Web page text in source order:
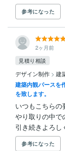
参考になった
2ヶ月前
見積り相談
デザイン制作 > 建
建築内観パースを
を致します。
いつもこちらの
やり取りの中で
引き続きよろし
参考になった